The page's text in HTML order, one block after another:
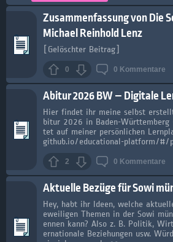
Zusammenfassung von Die
Michael Reinhold Lenz
[Gelöschter Beitrag]
0 0 Kommentare
Abitur 2026 BW – Digitale
Hier findet ihr meine selbst
bitur 2026 in Baden-
tet auf meiner persönlichen
github.io/educational-platform/#/
2 0 Kommentare
Aktuelle Bezüge für Sowi
Hey, habt ihr Ideen, welche
eweiligen Themen in der Sowi
ennen kann? Also z. B. Politik,
ernationale Beziehungen usw.